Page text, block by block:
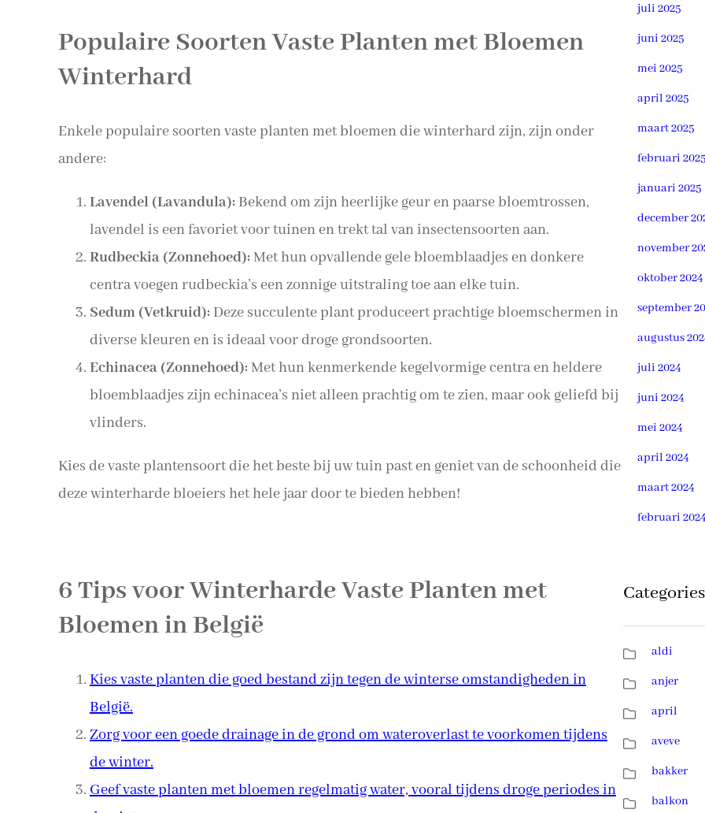
Populaire Soorten Vaste Planten met Bloemen
Winterhard
Enkele populaire soorten vaste planten met bloemen die winterhard zijn, zijn onder
andere:
Lavendel (Lavandula): Bekend om zijn heerlijke geur en paarse bloemtrossen,
lavendel is een favoriet voor tuinen en trekt tal van insectensoorten aan.
Rudbeckia (Zonnehoed): Met hun opvallende gele bloemblaadjes en donkere
centra voegen rudbeckia’s een zonnige uitstraling toe aan elke tuin.
Sedum (Vetkruid): Deze succulente plant produceert prachtige bloemschermen in
diverse kleuren en is ideaal voor droge grondsoorten.
Echinacea (Zonnehoed): Met hun kenmerkende kegelvormige centra en heldere
bloemblaadjes zijn echinacea’s niet alleen prachtig om te zien, maar ook geliefd bij
vlinders.
Kies de vaste plantensoort die het beste bij uw tuin past en geniet van de schoonheid die
deze winterharde bloeiers het hele jaar door te bieden hebben!
6 Tips voor Winterharde Vaste Planten met
Bloemen in België
Kies vaste planten die goed bestand zijn tegen de winterse omstandigheden in
België.
Zorg voor een goede drainage in de grond om wateroverlast te voorkomen tijdens
de winter.
Geef vaste planten met bloemen regelmatig water, vooral tijdens droge periodes in
juli 2025
juni 2025
mei 2025
april 2025
maart 2025
februari 2025
januari 2025
december
november
oktober 2024
september
augustus
juli 2024
juni 2024
mei 2024
april 2024
maart 2024
februari 2024
Categories
aldi
anjer
april
aveve
bakker
balkon